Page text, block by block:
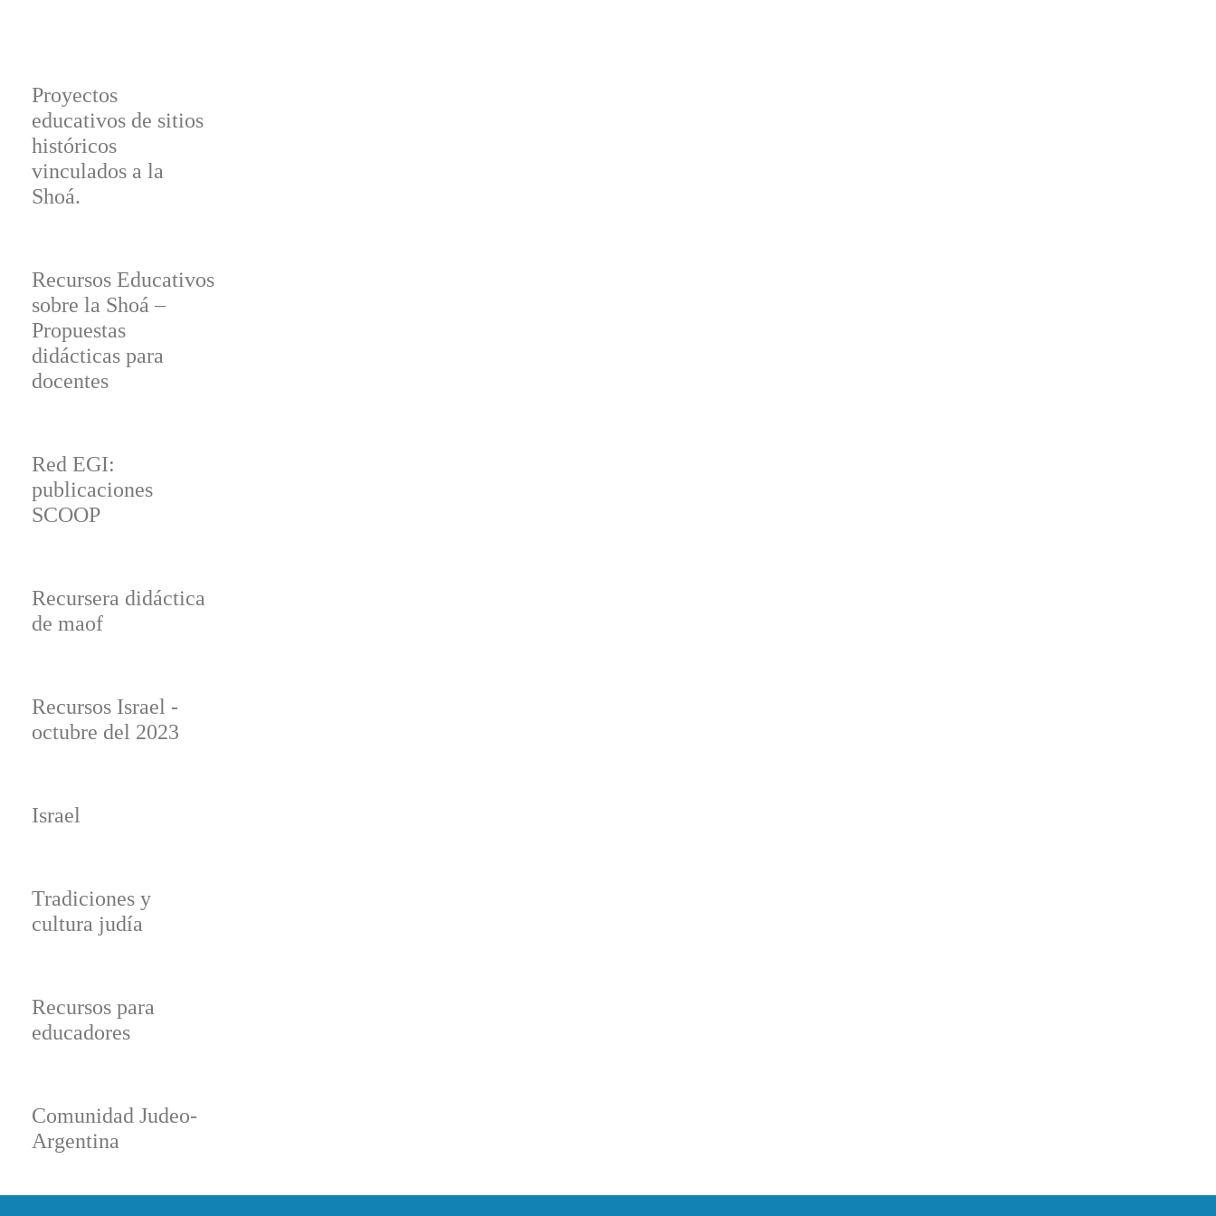
educativos
Materiales, recursos y
Proyectos
educativos de sitios
históricos
vinculados a la
Shoá.
Recursos Educativos
sobre la Shoá –
Propuestas
didácticas para
docentes
Red EGI:
publicaciones
SCOOP
Recursera didáctica
de maof
Recursos Israel -
octubre del 2023
Israel
Tradiciones y
cultura judía
Recursos para
educadores
Comunidad Judeo-
Argentina